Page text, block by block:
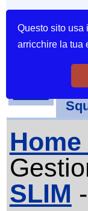
Questo sito usa
arricchire la tua
SLIM -